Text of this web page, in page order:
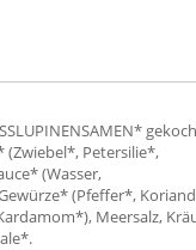
(Zwiebel*, Petersilie*,
(Wasser,
(Pfeffer*,
Meersalz,